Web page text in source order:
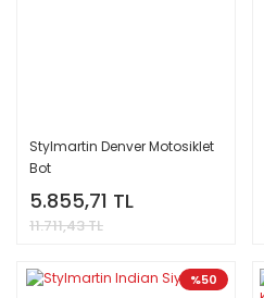
Stylmartin Denver Motosiklet
Bot
5.855,71 TL
11.711,43 TL
%50